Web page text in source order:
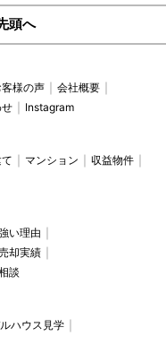
頭へ
客様の声
会社概要
Instagram
マンション
収益物件
い理由
却実績
談
ハウス見学